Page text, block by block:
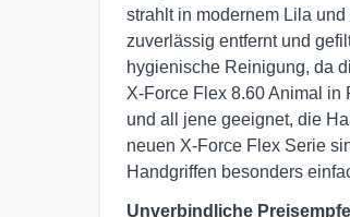
strahlt in modernem Lila
zuverlässig entfernt und
hygienische Reinigung, da
X-Force Flex 8.60 Animal in
und all jene geeignet, die
neuen X-Force Flex Serie
Handgriffen besonders
Unverbindliche